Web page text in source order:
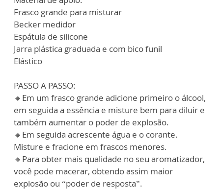
Frasco grande para misturar
Becker medidor
Espátula de silicone
Jarra plástica graduada e com bico funil
Elástico
PASSO A PASSO:
🔸Em um frasco grande adicione primeiro o álcool,
em seguida a essência e misture bem para diluir e
também aumentar o poder de explosão.
🔸Em seguida acrescente água e o corante.
Misture e fracione em frascos menores.
🔸Para obter mais qualidade no seu aromatizador,
você pode macerar, obtendo assim maior
explosão ou “poder de resposta”.